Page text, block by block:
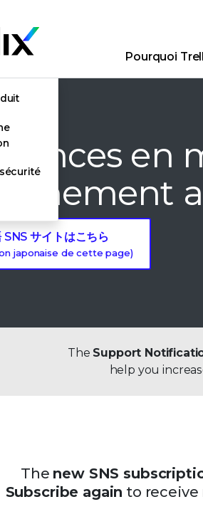
Pourquoi
en
SNS サイトはこちら
japonaise de cette page)
The Support
help you
The new SNS
Subscribe again to receive